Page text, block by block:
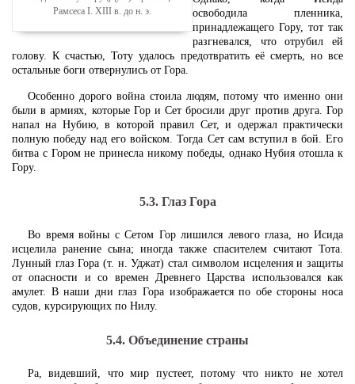
Рамсеса I. XIII в. до н. э.
освободила пленника,
принадлежащего Гору, тот так
разгневался, что отрубил ей
голову. К счастью, Тоту удалось предотвратить её смерть, но все
остальные боги отвернулись от Гора.
Особенно дорого война стоила людям, потому что именно они
были в армиях, которые Гор и Сет бросили друг против друга. Гор
напал на Нубию, в которой правил Сет, и одержал практически
полную победу над его войском. Тогда Сет сам вступил в бой. Его
битва с Гором не принесла никому победы, однако Нубия отошла к
Гору.
5.3. Глаз Гора
Во время войны с Сетом Гор лишился левого глаза, но Исида
исцелила ранение сына; иногда также спасителем считают Тота.
Лунный глаз Гора (т. н. Уджат) стал символом исцеления и защиты
от опасности и со времен Древнего Царства использовался как
амулет. В наши дни глаз Гора изображается по обе стороны носа
судов, курсирующих по Нилу.
5.4. Объединение страны
Ра, видевший, что мир пустеет, потому что никто не хотел